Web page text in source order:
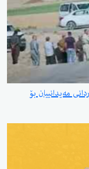
مەیدانییان بۆ